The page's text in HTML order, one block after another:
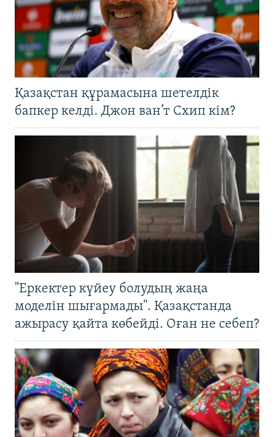
Қазақстан құрамасына шетелдік
бапкер келді. Джон ван’т Схип кім?
"Еркектер күйеу болудың жаңа
моделін шығармады". Қазақстанда
ажырасу қайта көбейді. Оған не себеп?